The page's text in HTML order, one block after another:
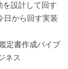
設計して回す
日から回す実装
定書作成バイブ
ネス